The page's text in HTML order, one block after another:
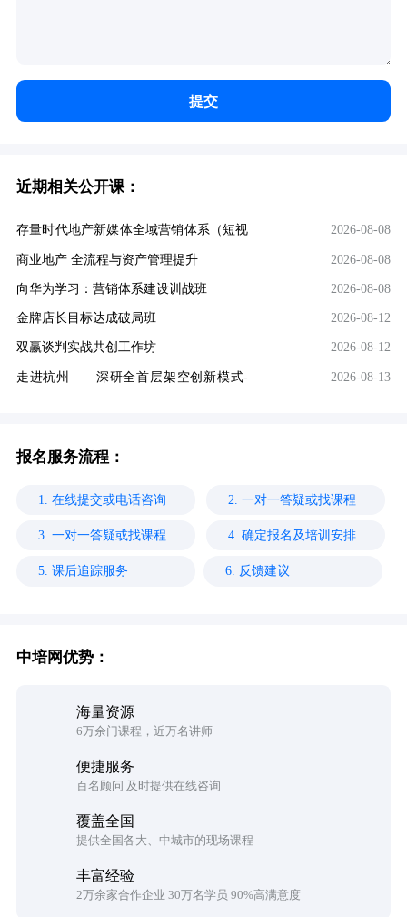
提交
近期相关公开课：
存量时代地产新媒体全域营销体系（短视
频 + 小红书 + 短剧…
2026-08-08
商业地产 全流程与资产管理提升 2026-08-08
向华为学习：营销体系建设训战班 2026-08-08
金牌店长目标达成破局班 2026-08-12
双赢谈判实战共创工作坊 2026-08-12
走进杭州——深研全首层架空创新模式-
2026-08-13
报名服务流程：
1. 在线提交或电话咨询 2. 一对一答疑或找课程
3. 一对一答疑或找课程 4. 确定报名及培训安排
5. 课后追踪服务 6. 反馈建议
中培网优势：
海量资源
6万余门课程，近万名讲师
便捷服务
百名顾问 及时提供在线咨询
覆盖全国
提供全国各大、中城市的现场课程
丰富经验
2万余家合作企业 30万名学员 90%高满意度